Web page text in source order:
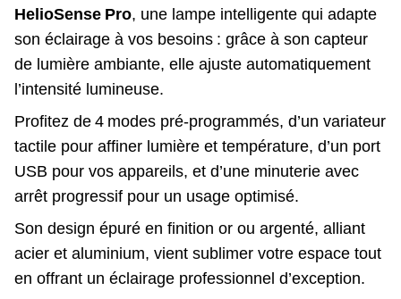
HelioSense Pro, une lampe intelligente qui adapte
son éclairage à vos besoins : grâce à son capteur
de lumière ambiante, elle ajuste automatiquement
l’intensité lumineuse.
Profitez de 4 modes pré‑programmés, d’un variateur
tactile pour affiner lumière et température, d’un port
USB pour vos appareils, et d’une minuterie avec
arrêt progressif pour un usage optimisé.
Son design épuré en finition or ou argenté, alliant
acier et aluminium, vient sublimer votre espace tout
en offrant un éclairage professionnel d’exception.